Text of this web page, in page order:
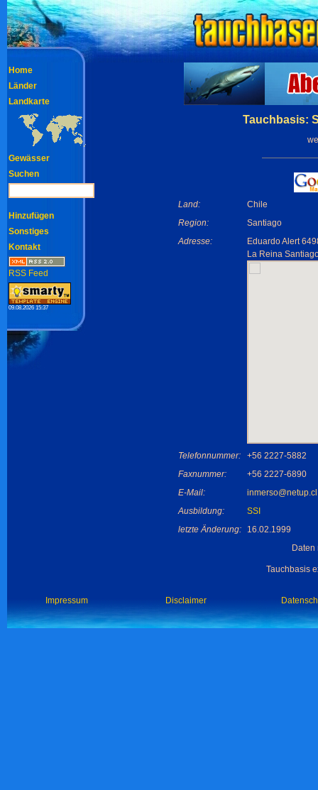
Tauchbasis:
Land:
Chile
Region:
Santiago
Adresse:
Eduardo Alert
La Reina
Telefonnummer:
+56 2227-5882
Faxnummer:
+56 2227-6890
E-Mail:
inmerso@netup.cl
Ausbildung:
SSI
letzte Änderung:
16.02.1999
Tauchbasis
Home
Länder
Landkarte
Gewässer
Suchen
Hinzufügen
Sonstiges
Kontakt
RSS Feed
09.08.2026 15:37
Impressum Disclaimer